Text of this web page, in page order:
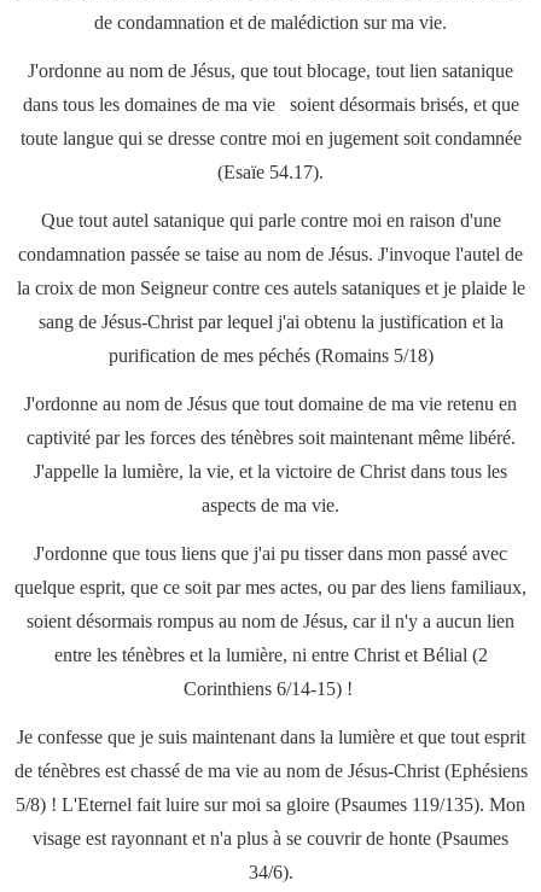
de condamnation et de malédiction sur ma vie.
J'ordonne au nom de Jésus, que tout blocage, tout lien satanique
dans tous les domaines de ma vie soient désormais brisés, et que
toute langue qui se dresse contre moi en jugement soit condamnée
(Esaïe 54.17).
Que tout autel satanique qui parle contre moi en raison d'une
condamnation passée se taise au nom de Jésus. J'invoque l'autel de
la croix de mon Seigneur contre ces autels sataniques et je plaide le
sang de Jésus-Christ par lequel j'ai obtenu la justification et la
purification de mes péchés (Romains 5/18)
J'ordonne au nom de Jésus que tout domaine de ma vie retenu en
captivité par les forces des ténèbres soit maintenant même libéré.
J'appelle la lumière, la vie, et la victoire de Christ dans tous les
aspects de ma vie.
J'ordonne que tous liens que j'ai pu tisser dans mon passé avec
quelque esprit, que ce soit par mes actes, ou par des liens familiaux,
soient désormais rompus au nom de Jésus, car il n'y a aucun lien
entre les ténèbres et la lumière, ni entre Christ et Bélial (2
Corinthiens 6/14-15) !
Je confesse que je suis maintenant dans la lumière et que tout esprit
de ténèbres est chassé de ma vie au nom de Jésus-Christ (Ephésiens
5/8) ! L'Eternel fait luire sur moi sa gloire (Psaumes 119/135). Mon
visage est rayonnant et n'a plus à se couvrir de honte (Psaumes
34/6).